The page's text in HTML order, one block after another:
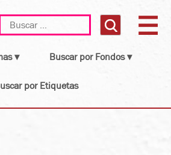
Buscar:
▾ Buscar por Fondos ▾
por Etiquetas